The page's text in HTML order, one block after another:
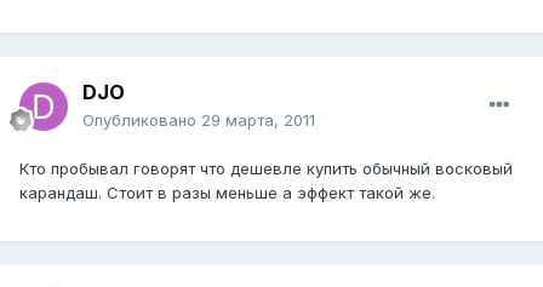
DJO
Опубликовано 29 марта, 2011
Кто пробывал говорят что дешевле купить обычный восковый
карандаш. Стоит в разы меньше а эффект такой же.